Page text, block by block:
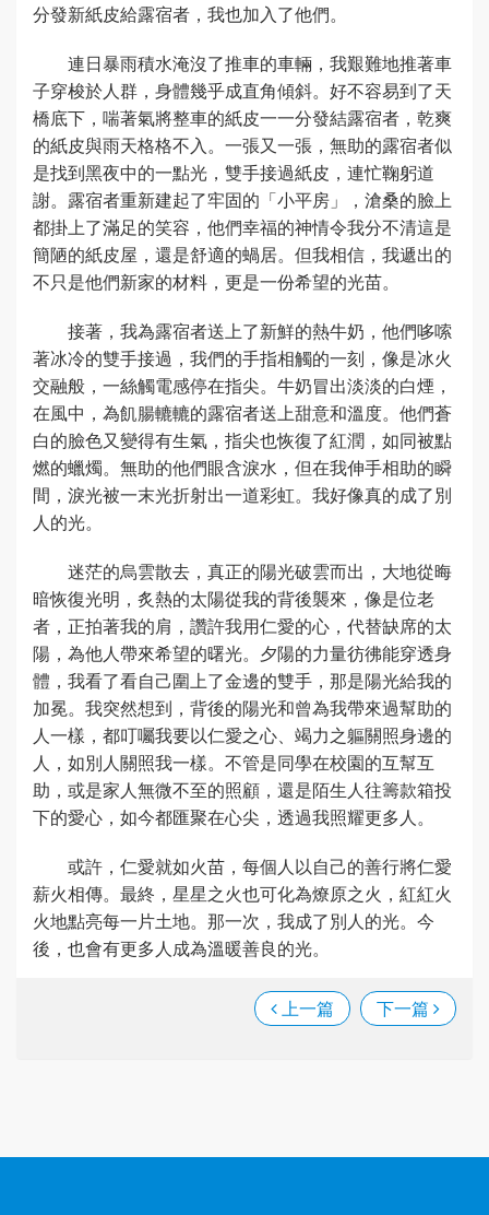
分發新紙皮給露宿者，我也加入了他們。
連日暴雨積水淹沒了推車的車輛，我艱難地推著車
子穿梭於人群，身體幾乎成直角傾斜。好不容易到了天
橋底下，喘著氣將整車的紙皮一一分發結露宿者，乾爽
的紙皮與雨天格格不入。一張又一張，無助的露宿者似
是找到黑夜中的一點光，雙手接過紙皮，連忙鞠躬道
謝。露宿者重新建起了牢固的「小平房」，滄桑的臉上
都掛上了滿足的笑容，他們幸福的神情令我分不清這是
簡陋的紙皮屋，還是舒適的蝸居。但我相信，我遞出的
不只是他們新家的材料，更是一份希望的光苗。
接著，我為露宿者送上了新鮮的熱牛奶，他們哆嗦
著冰冷的雙手接過，我們的手指相觸的一刻，像是冰火
交融般，一絲觸電感停在指尖。牛奶冒出淡淡的白煙，
在風中，為飢腸轆轆的露宿者送上甜意和溫度。他們蒼
白的臉色又變得有生氣，指尖也恢復了紅潤，如同被點
燃的蠟燭。無助的他們眼含淚水，但在我伸手相助的瞬
間，淚光被一末光折射出一道彩虹。我好像真的成了別
人的光。
迷茫的烏雲散去，真正的陽光破雲而出，大地從晦
暗恢復光明，炙熱的太陽從我的背後襲來，像是位老
者，正拍著我的肩，讚許我用仁愛的心，代替缺席的太
陽，為他人帶來希望的曙光。夕陽的力量彷彿能穿透身
體，我看了看自己圍上了金邊的雙手，那是陽光給我的
加冕。我突然想到，背後的陽光和曾為我帶來過幫助的
人一樣，都叮囑我要以仁愛之心、竭力之軀關照身邊的
人，如別人關照我一樣。不管是同學在校園的互幫互
助，或是家人無微不至的照顧，還是陌生人往籌款箱投
下的愛心，如今都匯聚在心尖，透過我照耀更多人。
或許，仁愛就如火苗，每個人以自己的善行將仁愛
薪火相傳。最終，星星之火也可化為燎原之火，紅紅火
火地點亮每一片土地。那一次，我成了別人的光。今
後，也會有更多人成為溫暖善良的光。
上一篇 下一篇